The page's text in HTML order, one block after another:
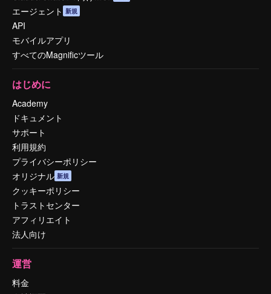
エージェント 新規
API
モバイルアプリ
すべてのMagnificツール
はじめに
Academy
ドキュメント
サポート
利用規約
プライバシーポリシー
オリジナル 新規
クッキーポリシー
トラストセンター
アフィリエイト
法人向け
運営
料金